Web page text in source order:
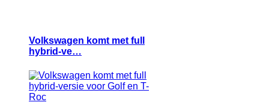
Volkswagen komt met full
hybrid-ve…